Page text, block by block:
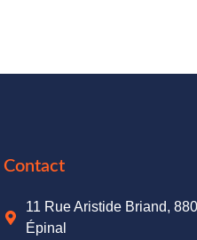
Contact
11 Rue Aristide Briand,
Épinal